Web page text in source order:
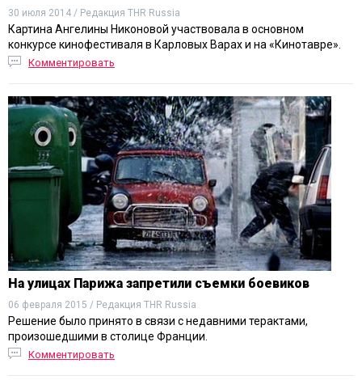
30 июля 2014 / Редакция THR Russia
Картина Ангелины Никоновой участвовала в основном
конкурсе кинофестиваля в Карловых Варах и на «Кинотавре».
Комментировать
На улицах Парижа запретили съемки боевиков
06 февраля 2015 / Редакция THR Russia
Решение было принято в связи с недавними терактами,
произошедшими в столице Франции.
Комментировать